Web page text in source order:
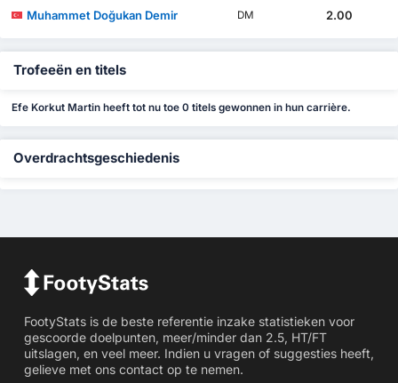
Muhammet Doğukan Demir
DM 2.00
Trofeeën en titels
Efe Korkut Martin heeft tot nu toe 0 titels gewonnen in hun carrière.
Overdrachtsgeschiedenis
FootyStats is de beste referentie inzake statistieken voor
gescoorde doelpunten, meer/minder dan 2.5, HT/FT
uitslagen, en veel meer. Indien u vragen of suggesties heeft,
gelieve met ons contact op te nemen.